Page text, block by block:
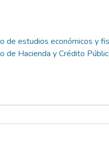
de estudios económicos y
de Hacienda y Crédito